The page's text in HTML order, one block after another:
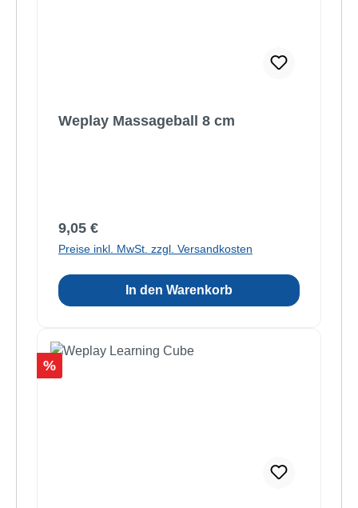
Weplay Massageball 8 cm
Regulärer Preis:
9,05 €
Preise inkl. MwSt. zzgl. Versandkosten
In den Warenkorb
Rabatt
%